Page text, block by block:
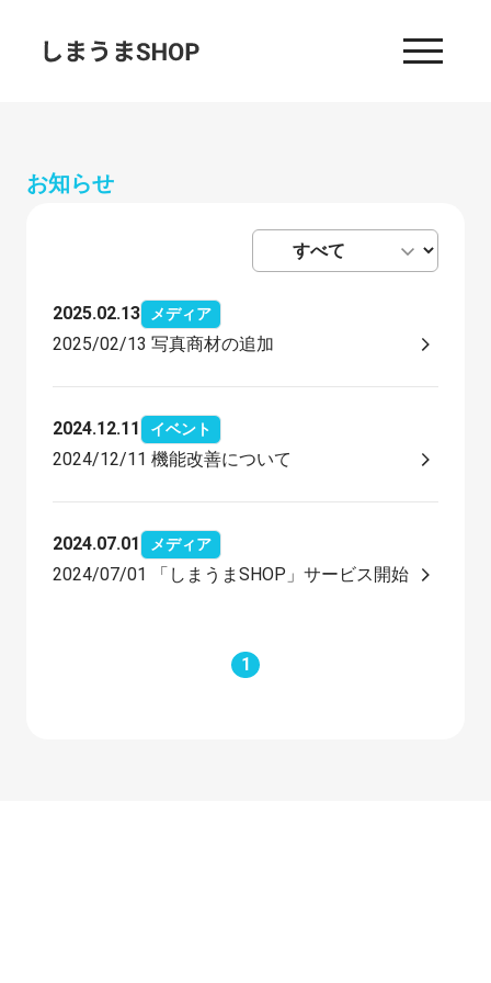
お知らせ
2025.02.13 メディア
2025/02/13 写真商材の追加
2024.12.11 イベント
2024/12/11 機能改善について
2024.07.01 メディア
2024/07/01 「しまうまSHOP」サービス開始
1